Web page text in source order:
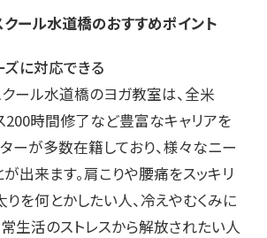
ール水道橋のおすすめポイント
に対応できる
ール水道橋のヨガ教室は、全米
200時間修了など豊富なキャリアを
ーが多数在籍しており、様々なニー
出来ます。肩こりや腰痛をスッキリ
を何とかしたい人、冷えやむくみに
生活のストレスから解放されたい人